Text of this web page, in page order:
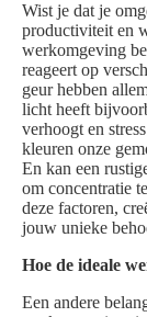
Wist je dat je
productiviteit en
werkomgeving
reageert op
geur hebben
licht heeft
verhoogt en
kleuren onze
En kan een
om concentratie
deze factoren,
jouw unieke
Hoe de ideale
Een andere